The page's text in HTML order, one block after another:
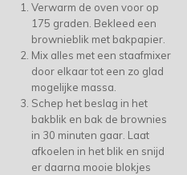
Verwarm de oven voor op
175 graden. Bekleed een
brownieblik met bakpapier.
Mix alles met een staafmixer
door elkaar tot een zo glad
mogelijke massa.
Schep het beslag in het
bakblik en bak de brownies
in 30 minuten gaar. Laat
afkoelen in het blik en snijd
er daarna mooie blokjes